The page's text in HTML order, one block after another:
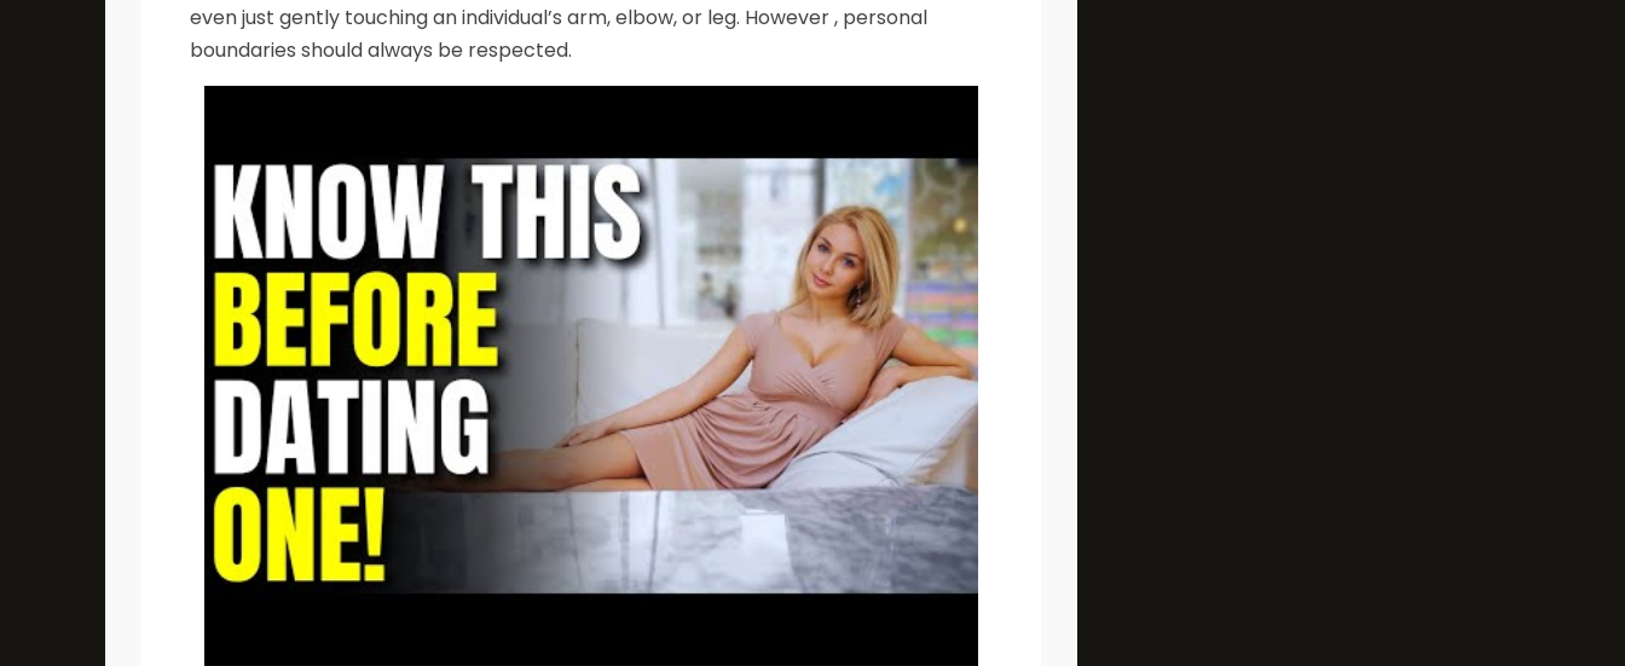
even just gently touching an individual’s arm, elbow, or leg. However , personal
boundaries should always be respected.